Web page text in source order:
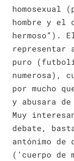
homosexual
hombre y el
hermoso”).
representar
puro
numerosa),
por mucho
y abusara
Muy
debate,
antónimo de
(‘cuerpo de